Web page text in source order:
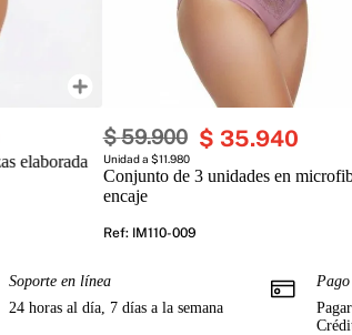
elaborada
$59.900 $ 35.940
Unidad a $11.980
Conjunto de 3 unidades en
encaje
Ref: IM110-009
Soporte en línea
24 horas al día, 7 días a la semana